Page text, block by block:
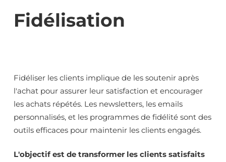
Fidélisation
Fidéliser les clients implique de les soutenir après
l'achat pour assurer leur satisfaction et encourager
les achats répétés. Les newsletters, les emails
personnalisés, et les programmes de fidélité sont des
outils efficaces pour maintenir les clients engagés.
L'objectif est de transformer les clients satisfaits